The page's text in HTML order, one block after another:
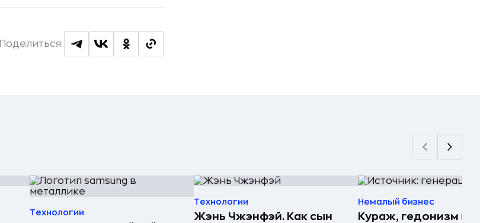
Поделиться:
Технологии
Технологии
Жэнь Чжэнфэй. Как сын
Немалый бизнес
Кураж, гедонизм и